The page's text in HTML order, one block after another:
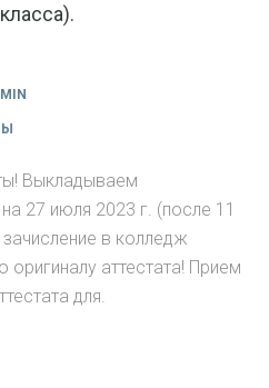
Выкладываем
27 июля 2023 г. (после 11
в колледж
оригиналу аттестата! Прием
для.